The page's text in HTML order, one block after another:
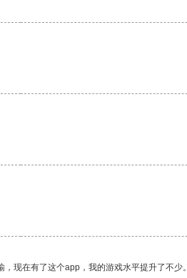
现在有了这个app，我的游戏水平提升了不少。